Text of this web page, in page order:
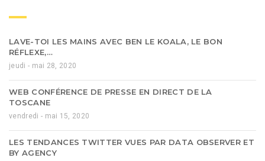
LAVE-TOI LES MAINS AVEC BEN LE KOALA, LE BON
RÉFLEXE,…
jeudi - mai 28, 2020
WEB CONFÉRENCE DE PRESSE EN DIRECT DE LA
TOSCANE
vendredi - mai 15, 2020
LES TENDANCES TWITTER VUES PAR DATA OBSERVER ET
BY AGENCY